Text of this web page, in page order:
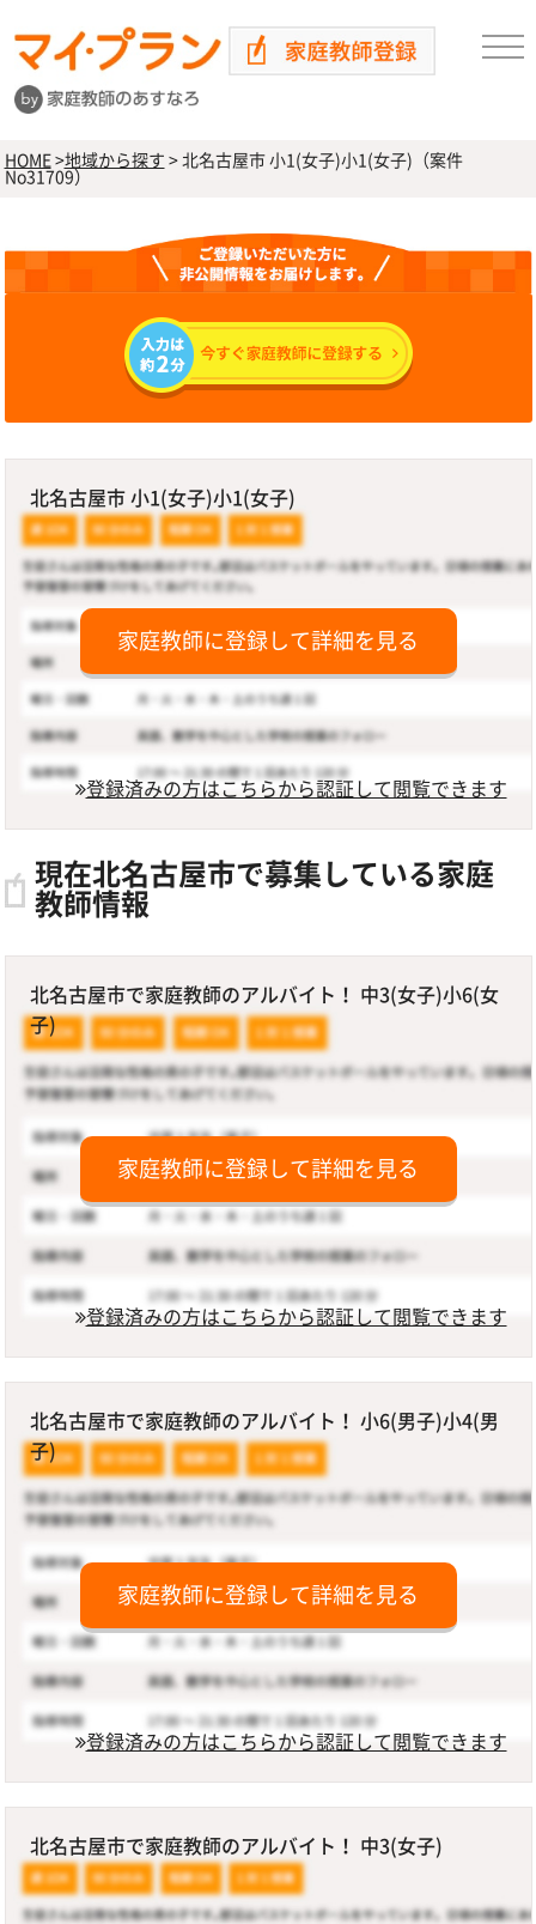
HOME>地域から探す >北名古屋市 小1(女子)小1(女子)（案件
No31709）
北名古屋市 小1(女子)小1(女子)
家庭教師に登録して詳細を見る
登録済みの方はこちらから認証して閲覧できます
現在北名古屋市で募集している家庭
教師情報
北名古屋市で家庭教師のアルバイト！ 中3(女子)小6(女
子)
家庭教師に登録して詳細を見る
登録済みの方はこちらから認証して閲覧できます
北名古屋市で家庭教師のアルバイト！ 小6(男子)小4(男
子)
家庭教師に登録して詳細を見る
登録済みの方はこちらから認証して閲覧できます
北名古屋市で家庭教師のアルバイト！ 中3(女子)